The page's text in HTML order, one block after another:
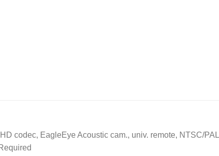
codec, EagleEye Acoustic cam., univ. remote, NTSC/